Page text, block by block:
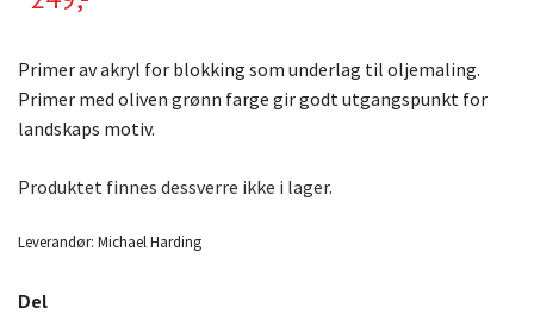
Primer av akryl for blokking som underlag til oljemaling.
Primer med oliven grønn farge gir godt utgangspunkt for
landskaps motiv.
Produktet finnes dessverre ikke i lager.
Leverandør: Michael Harding
Del